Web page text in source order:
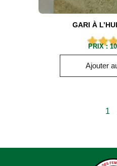
GARI À
PRIX :
Ajouter
1